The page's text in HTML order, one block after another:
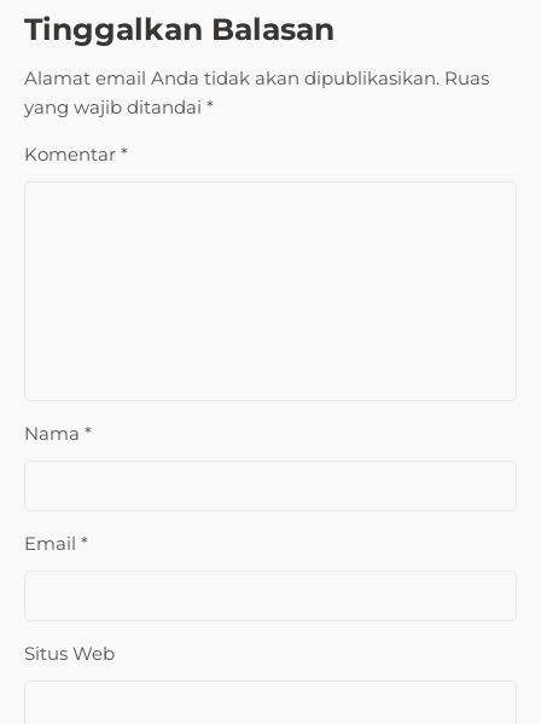
Tinggalkan Balasan
Alamat email Anda tidak akan dipublikasikan. Ruas
yang wajib ditandai *
Komentar *
Nama *
Email *
Situs Web